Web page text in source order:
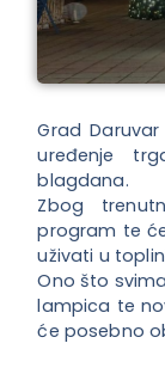
Grad
uređenje
blagdana.
Zbog
program te
uživati u
Ono što
lampica te
će posebno